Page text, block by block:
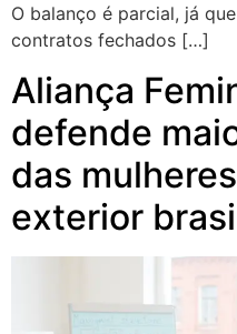
O balanço é parcial, já
contratos fechados […]
Aliança
defende
das
exterior